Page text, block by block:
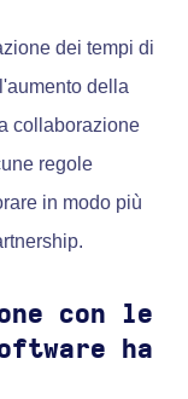
dei tempi di
della
collaborazione
regole
in modo più
con le
ha